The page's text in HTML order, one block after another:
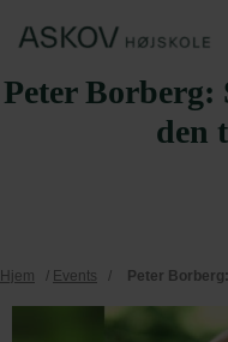
indhold
Peter Borberg:
den
Hjem / Events / Peter